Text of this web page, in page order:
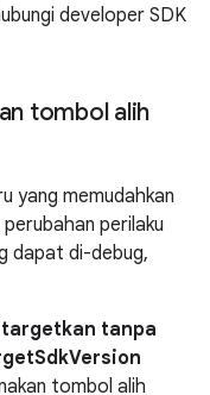
developer SDK
tombol alih
yang memudahkan
perilaku
dapat di-debug,
tanpa
tombol alih